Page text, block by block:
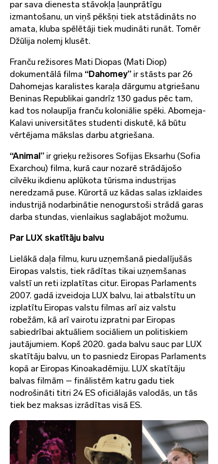
par sava dienesta stāvokļa ļaunprātīgu
izmantošanu, un viņš pēkšņi tiek atstādināts no
amata, kluba spēlētāji tiek mudināti runāt. Tomēr
Džūlija nolemj klusēt.
Franču režisores Mati Diopas (Mati Diop)
dokumentālā filma “Dahomey” ir stāsts par 26
Dahomejas karalistes karaļa dārgumu atgriešanu
Beninas Republikai gandrīz 130 gadus pēc tam,
kad tos nolaupīja franču koloniālie spēki. Abomeja-
Kalavi universitātes studenti diskutē, kā būtu
vērtējama mākslas darbu atgriešana.
“Animal” ir grieķu režisores Sofijas Eksarhu (Sofia
Exarchou) filma, kurā caur nozarē strādājošo
cilvēku ikdienu aplūkota tūrisma industrijas
neredzamā puse. Kūrortā uz kādas salas izklaides
industrijā nodarbinātie nenogurstoši strādā garas
darba stundas, vienlaikus saglabājot možumu.
Par LUX skatītāju balvu
Lielākā daļa filmu, kuru uzņemšanā piedalījušās
Eiropas valstis, tiek rādītas tikai uzņemšanas
valstī un reti izplatītas citur. Eiropas Parlaments
2007. gadā izveidoja LUX balvu, lai atbalstītu un
izplatītu Eiropas valstu filmas arī aiz valstu
robežām, kā arī vairotu izpratni par Eiropas
sabiedrībai aktuāliem sociāliem un politiskiem
jautājumiem. Kopš 2020. gada balvu sauc par LUX
skatītāju balvu, un to pasniedz Eiropas Parlaments
kopā ar Eiropas Kinoakadēmiju. LUX skatītāju
balvas filmām – finālistēm katru gadu tiek
nodrošināti titri 24 ES oficiālajās valodās, un tās
tiek bez maksas izrādītas visā ES.